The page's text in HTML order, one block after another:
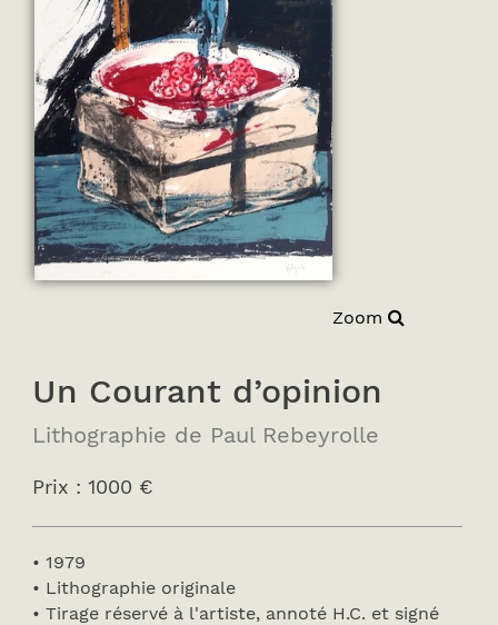
Zoom
Un Courant d’opinion
Lithographie de Paul Rebeyrolle
Prix : 1000 €
• 1979
• Lithographie originale
• Tirage réservé à l'artiste, annoté H.C. et signé